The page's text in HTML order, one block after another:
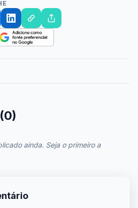
ainda. Seja o primeiro a